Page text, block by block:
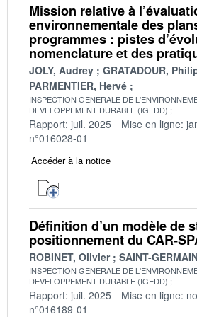
Mission relative à
environnementale des
programmes : pistes
nomenclature et des
JOLY, Audrey
GRATADOUR,
PARMENTIER, Hervé
INSPECTION GENERALE DE
DEVELOPPEMENT DURABLE (IGEDD)
Rapport: juil. 2025 Mise en ligne:
n°016028-01
Accéder à la notice
Définition d’un modèle de
positionnement du CAR-
ROBINET, Olivier SAINT-
INSPECTION GENERALE DE
DEVELOPPEMENT DURABLE (IGEDD)
Rapport: juil. 2025 Mise en ligne:
n°016189-01